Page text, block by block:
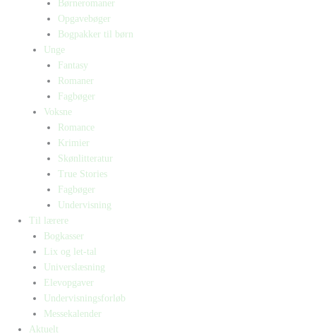
Børneromaner
Opgavebøger
Bogpakker til børn
Unge
Fantasy
Romaner
Fagbøger
Voksne
Romance
Krimier
Skønlitteratur
True Stories
Fagbøger
Undervisning
Til lærere
Bogkasser
Lix og let-tal
Universlæsning
Elevopgaver
Undervisningsforløb
Messekalender
Aktuelt